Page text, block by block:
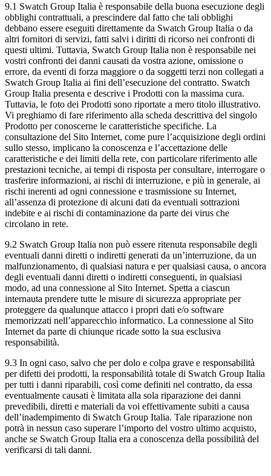
9.1 Swatch Group Italia è responsabile della buona esecuzione degli
obblighi contrattuali, a prescindere dal fatto che tali obblighi
debbano essere eseguiti direttamente da Swatch Group Italia o da
altri fornitori di servizi, fatti salvi i diritti di ricorso nei confronti di
questi ultimi. Tuttavia, Swatch Group Italia non è responsabile nei
vostri confronti dei danni causati da vostra azione, omissione o
errore, da eventi di forza maggiore o da soggetti terzi non collegati a
Swatch Group Italia ai fini dell’esecuzione del contratto. Swatch
Group Italia presenta e descrive i Prodotti con la massima cura.
Tuttavia, le foto dei Prodotti sono riportate a mero titolo illustrativo.
Vi preghiamo di fare riferimento alla scheda descrittiva del singolo
Prodotto per conoscerne le caratteristiche specifiche. La
consultazione del Sito Internet, come pure l’acquisizione degli ordini
sullo stesso, implicano la conoscenza e l’accettazione delle
caratteristiche e dei limiti della rete, con particolare riferimento alle
prestazioni tecniche, ai tempi di risposta per consultare, interrogare o
trasferire informazioni, ai rischi di interruzione, e più in generale, ai
rischi inerenti ad ogni connessione e trasmissione su Internet,
all’assenza di protezione di alcuni dati da eventuali sottrazioni
indebite e ai rischi di contaminazione da parte dei virus che
circolano in rete.
9.2 Swatch Group Italia non può essere ritenuta responsabile degli
eventuali danni diretti o indiretti generati da un’interruzione, da un
malfunzionamento, di qualsiasi natura e per qualsiasi causa, o ancora
degli eventuali danni diretti o indiretti conseguenti, in qualsiasi
modo, ad una connessione al Sito Internet. Spetta a ciascun
internauta prendere tutte le misure di sicurezza appropriate per
proteggere da qualunque attacco i propri dati e/o software
memorizzati nell’apparecchio informatico. La connessione al Sito
Internet da parte di chiunque ricade sotto la sua esclusiva
responsabilità.
9.3 In ogni caso, salvo che per dolo e colpa grave e responsabilità
per difetti dei prodotti, la responsabilità totale di Swatch Group Italia
per tutti i danni riparabili, così come definiti nel contratto, da essa
eventualmente causati è limitata alla sola riparazione dei danni
prevedibili, diretti e materiali da voi effettivamente subiti a causa
dell’inadempimento di Swatch Group Italia. Tale riparazione non
potrà in nessun caso superare l’importo del vostro ultimo acquisto,
anche se Swatch Group Italia era a conoscenza della possibilità del
verificarsi di tali danni.